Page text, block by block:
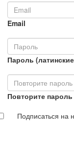
Email
Пароль
Повторите пароль
Подписаться на